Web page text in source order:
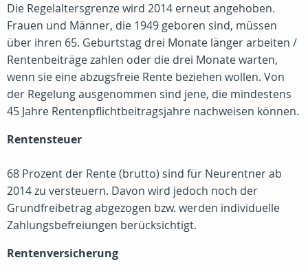
Die Regelaltersgrenze wird 2014 erneut angehoben.
Frauen und Männer, die 1949 geboren sind, müssen
über ihren 65. Geburtstag drei Monate länger arbeiten /
Rentenbeiträge zahlen oder die drei Monate warten,
wenn sie eine abzugsfreie Rente beziehen wollen. Von
der Regelung ausgenommen sind jene, die mindestens
45 Jahre Rentenpflichtbeitragsjahre nachweisen können.
Rentensteuer
68 Prozent der Rente (brutto) sind für Neurentner ab
2014 zu versteuern. Davon wird jedoch noch der
Grundfreibetrag abgezogen bzw. werden individuelle
Zahlungsbefreiungen berücksichtigt.
Rentenversicherung